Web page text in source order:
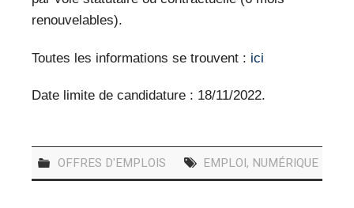
renouvelables).
Toutes les informations se trouvent : ici
Date limite de candidature : 18/11/2022.
OFFRES D'EMPLOIS EMPLOI, NUMÉRIQUE